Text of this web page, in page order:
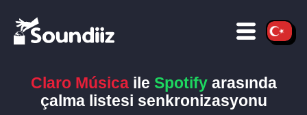
Claro Músicaile Spotifyarasında
çalma listesi senkronizasyonu